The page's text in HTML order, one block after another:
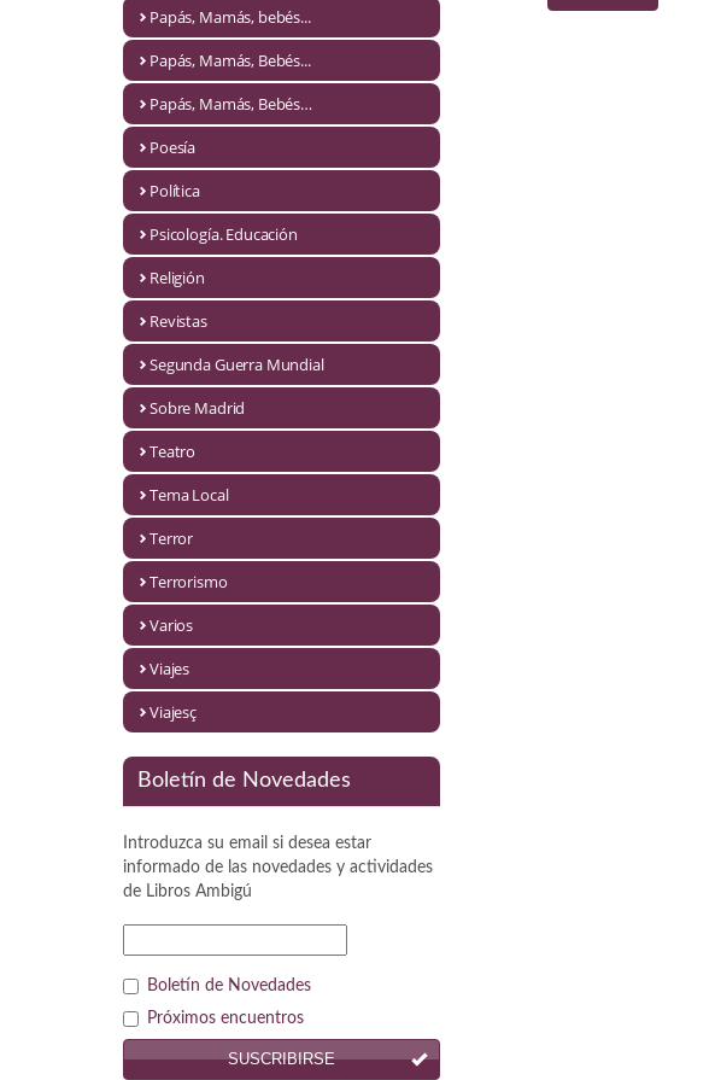
Novela Extranjera
Novela fantástica
Novela romántica
Otros idiomas
Papás, Mamás, bebés...
Papás, Mamás, Bebés...
Papás, Mamás, Bebés…
Psicología. Educación
Segunda Guerra Mundial
Papás, Mamás, bebés...
Papás, Mamás, Bebés...
Papás, Mamás, Bebés…
Poesía
Política
Psicología. Educación
Religión
Revistas
Segunda Guerra Mundial
Sobre Madrid
Teatro
Tema Local
Terror
Terrorismo
Varios
Viajes
Viajesç
Boletín de Novedades
Introduzca su email si desea estar
informado de las novedades y actividades
de Libros Ambigú
Boletín de Novedades
Próximos encuentros
SUSCRIBIRSE